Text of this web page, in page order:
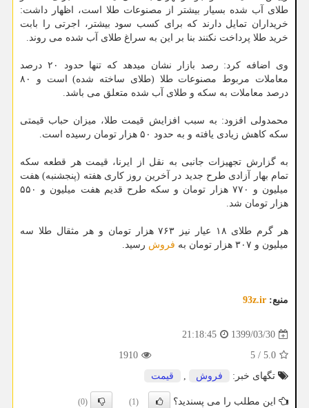
طلای آب شده بسیار بیشتر از مصنوعات طلا است، اظهار داشت:
خریداران تمایل دارند که برای کسب سود بیشتر، اجرتی را بابت
خرید طلا پرداخت نکنند بنا بر این به سراغ طلای آب شده می روند.
وی اضافه کرد: رصد بازار نشان میدهد که تنها حدود ۲۰ درصد
معاملات مربوط مصنوعات طلا (طلای ساخته شده) است و ۸۰
درصد معاملات به سکه و طلای آب شده متعلق می باشد.
محمدولی افزود: به سبب افزایش قیمت طلا، میزان حباب قیمتی
سکه کاهش زیادی یافته و به حدود ۵۰ هزار تومان رسیده است.
به گزارش تجهیزات جانبی به نقل از ایرنا، قیمت هر قطعه سکه
تمام بهار آزادی طرح جدید در آخرین روز کاری هفته (پنجشنبه) هفت
میلیون و ۷۷۰ هزار تومان و سکه طرح قدیم هفت میلیون و ۵۵۰
هزار تومان شد.
هر گرم طلای ۱۸ عیار نیز ۷۶۳ هزار تومان و هر مثقال طلا سه
میلیون و ۳۰۷ هزار تومان به
فروش رسید.
منبع: 93z.ir
1399/03/30
21:18:45
5.0
/
5
1910
تگهای خبر:
فروش , قیمت
این مطلب را می پسندید؟ (1)
(0)